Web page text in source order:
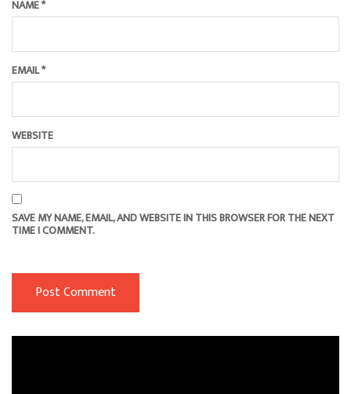
NAME*
EMAIL*
WEBSITE
SAVE MY NAME, EMAIL, AND WEBSITE IN THIS BROWSER FOR THE NEXT
TIME I COMMENT.